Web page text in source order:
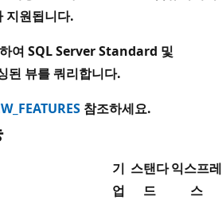
지원됩니다.
여 SQL Server Standard 및
된 뷰를 쿼리합니다.
참조하세요.
기
업
스탠다
드
익스프레
스